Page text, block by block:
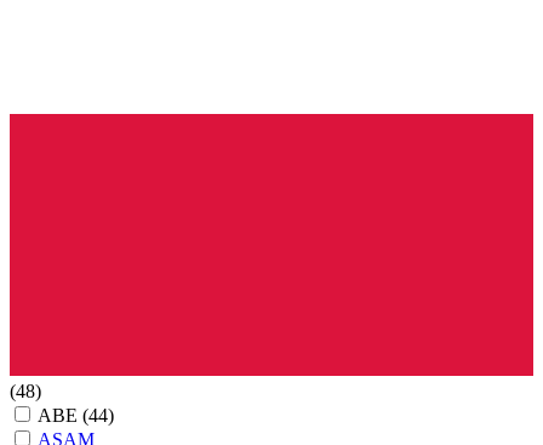
(48)
ABE (44)
ASAM